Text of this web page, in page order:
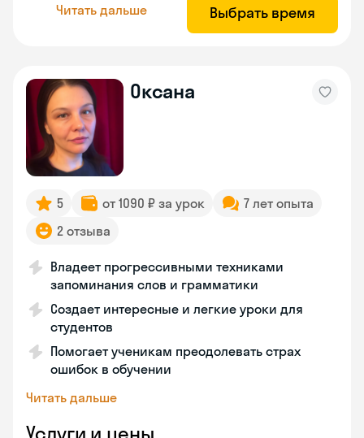
Читать дальше Выбрать время
Оксана
5 от 1090 ₽ за урок
7 лет опыта
2 отзыва
Владеет прогрессивными техниками
запоминания слов и грамматики
Создает интересные и легкие уроки для
студентов
Помогает ученикам преодолевать страх
ошибок в обучении
Читать дальше
Услуги и цены